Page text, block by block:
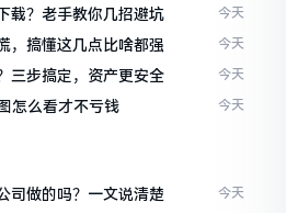
载？老手教你几招避坑 今天
，搞懂这几点比啥都强 今天
三步搞定，资产更安全 今天
怎么看才不亏钱 今天
司做的吗？一文说清楚 今天